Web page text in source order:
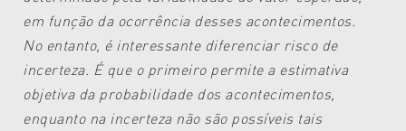
em função da ocorrência desses acontecimentos.
No entanto, é interessante diferenciar risco de
incerteza. É que o primeiro permite a estimativa
objetiva da probabilidade dos acontecimentos,
enquanto na incerteza não são possíveis tais